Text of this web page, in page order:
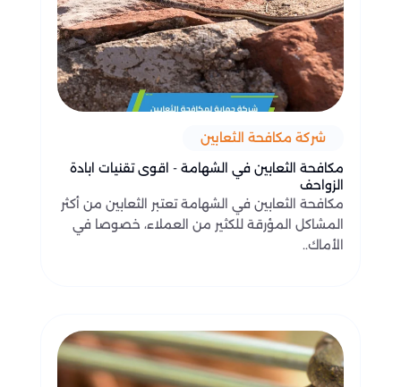
شركة مكافحة الثعابين
مكافحة الثعابين في الشهامة - اقوى تقنيات ابادة
الزواحف
مكافحة الثعابين في الشهامة تعتبر الثعابين من أكثر
المشاكل المؤرقة للكثير من العملاء، خصوصا في
الأماك..